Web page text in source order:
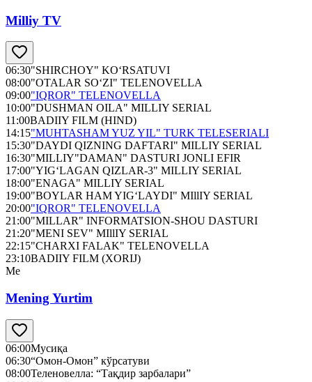
Milliy TV
06:30"SHIRCHOY" KO‘RSATUVI
08:00"OTALAR SO‘ZI" TELENOVELLA
09:00"IQROR" TELENOVELLA
10:00"DUSHMAN OILA" MILLIY SERIAL
11:00BADIIY FILM (HIND)
14:15"MUHTASHAM YUZ YIL" TURK TELESERIALI
15:30"DAYDI QIZNING DAFTARI" MILLIY SERIAL
16:30"MILLIY"DAMAN" DASTURI JONLI EFIR
17:00"YIG‘LAGAN QIZLAR-3" MILLIY SERIAL
18:00"ENAGA" MILLIY SERIAL
19:00"BOYLAR HAM YIG‘LAYDI" MIllIY SERIAL
20:00"IQROR" TELENOVELLA
21:00"MILLAR" INFORMATSION-SHOU DASTURI
21:20"MENI SEV" MIllIY SERIAL
22:15"CHARXI FALAK" TELENOVELLA
23:10BADIIY FILM (XORIJ)
Me
Mening Yurtim
06:00Мусиқа
06:30“Омон-Омон” кўрсатуви
08:00Теленовелла: “Тақдир зарбалари”